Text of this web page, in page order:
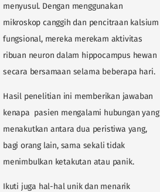
menyusul. Dengan menggunakan
mikroskop canggih dan pencitraan kalsium
fungsional, mereka merekam aktivitas
ribuan neuron dalam hippocampus hewan
secara bersamaan selama beberapa hari.
Hasil penelitian ini memberikan jawaban
kenapa pasien mengalami hubungan yang
menakutkan antara dua peristiwa yang,
bagi orang lain, sama sekali tidak
menimbulkan ketakutan atau panik.
Ikuti juga hal-hal unik dan menarik